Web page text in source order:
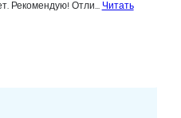
Рекомендую! Отли... Читать